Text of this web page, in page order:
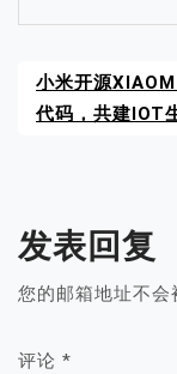
小米开源
代码，共建IOT
发表回复
您的邮箱地址不会
评论 *